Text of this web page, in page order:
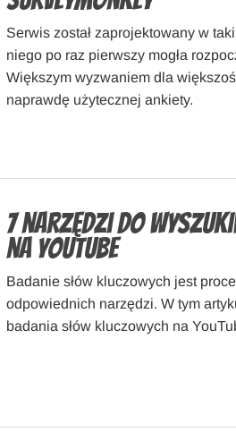
Serwis został zaprojektowany w
niego po raz pierwszy mogła
Większym wyzwaniem dla
naprawdę użytecznej ankiety.
7 narzędzi do
na YouTube
Badanie słów kluczowych jest
odpowiednich narzędzi. W tym
badania słów kluczowych na